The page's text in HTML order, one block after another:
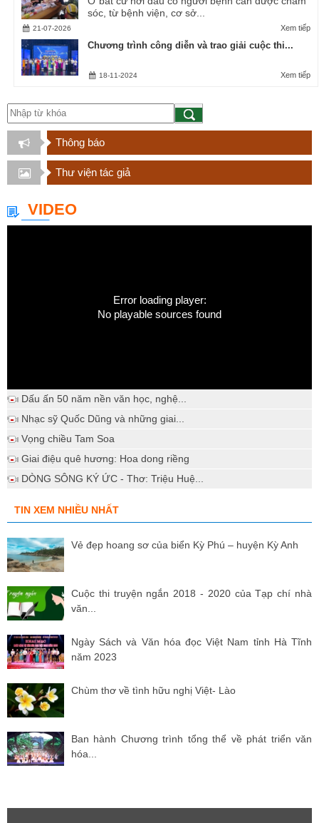
sóc, từ bệnh viện, cơ sở...
Xem tiếp
21-07-2026
Chương trình công diễn và trao giải cuộc thi...
Xem tiếp
18-11-2024
Thông báo
Thư viện tác giả
VIDEO
Error loading player:
No playable sources found
Dấu ấn 50 năm nền văn học, nghệ...
Nhạc sỹ Quốc Dũng và những giai...
Vọng chiều Tam Soa
Giai điệu quê hương: Hoa dong riềng
DÒNG SÔNG KÝ ỨC - Thơ: Triệu Huệ...
TIN XEM NHIỀU NHẤT
Vẻ đẹp hoang sơ của biển Kỳ Phú – huyện Kỳ Anh
Cuộc thi truyện ngắn 2018 - 2020 của Tạp chí nhà
văn...
Ngày Sách và Văn hóa đọc Việt Nam tỉnh Hà Tĩnh
năm 2023
Chùm thơ về tình hữu nghị Việt- Lào
Ban hành Chương trình tổng thể về phát triển văn
hóa...